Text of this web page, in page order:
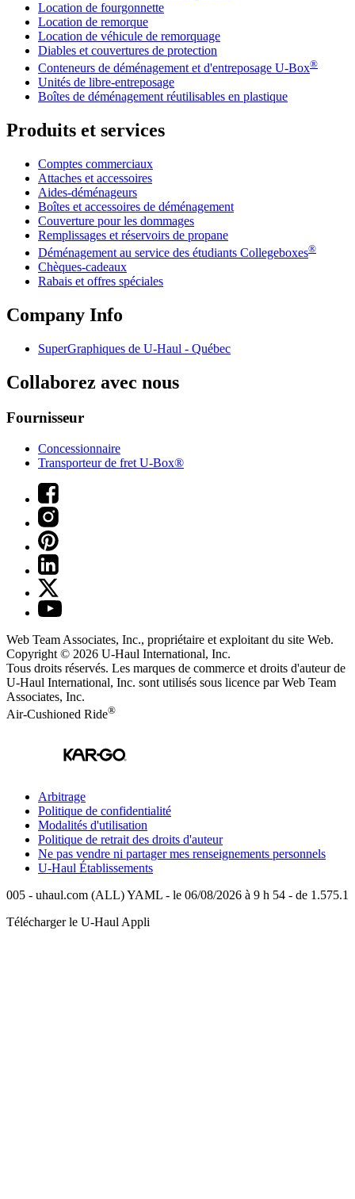
Location de fourgonnette
Location de remorque
Location de véhicule de remorquage
Diables et couvertures de protection
Conteneurs de déménagement et d'entreposage U-Box®
Unités de libre-entreposage
Boîtes de déménagement réutilisables en plastique
Produits et services
Comptes commerciaux
Attaches et accessoires
Aides-déménageurs
Boîtes et accessoires de déménagement
Couverture pour les dommages
Remplissages et réservoirs de propane
Déménagement au service des étudiants Collegeboxes®
Chèques-cadeaux
Rabais et offres spéciales
Company Info
SuperGraphiques de U-Haul - Québec
Collaborez avec nous
Fournisseur
Concessionnaire
Transporteur de fret U-Box®
Web Team Associates, Inc., propriétaire et exploitant du site Web.
Copyright © 2026 U-Haul International, Inc.
Tous droits réservés. Les marques de commerce et droits d'auteur de
U-Haul International, Inc. sont utilisés sous licence par Web Team
Associates, Inc.
Air-Cushioned Ride®
Arbitrage
Politique de confidentialité
Modalités d'utilisation
Politique de retrait des droits d'auteur
Ne pas vendre ni partager mes renseignements personnels
U-Haul Établissements
005 - uhaul.com (ALL) YAML - le 06/08/2026 à 9 h 54 - de 1.575.1
Télécharger le U-Haul Appli